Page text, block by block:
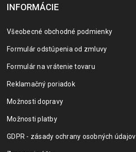
INFORMÁCIE
Všeobecné obchodné podmienky
Formulár odstúpenia od zmluvy
Formulár na vrátenie tovaru
Reklamačný poriadok
Možnosti dopravy
Možnosti platby
GDPR - zásady ochrany osobných údajov